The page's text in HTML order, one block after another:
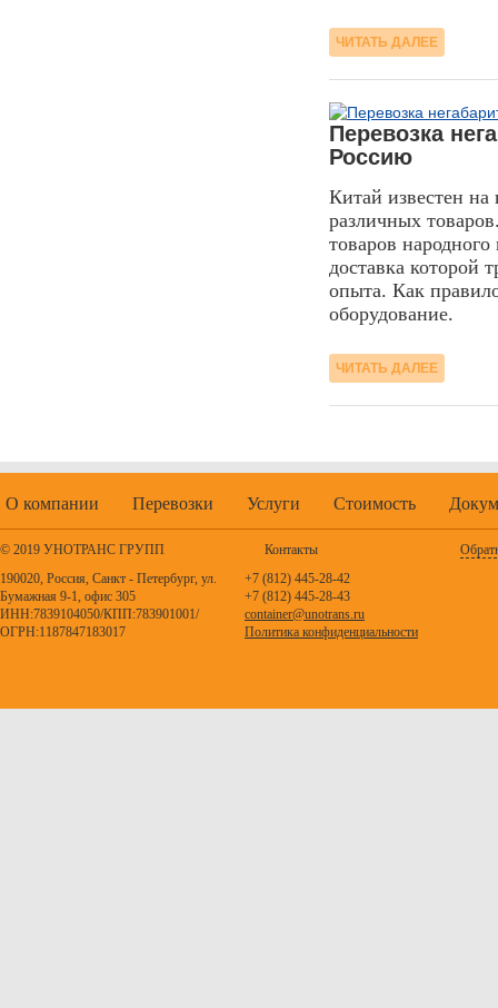
ЧИТАТЬ ДАЛЕЕ
Перевозка
Россию
Китай известен на
различных
товаров
доставка которой
опыта. Как
оборудование.
ЧИТАТЬ ДАЛЕЕ
О компании Перевозки Услуги Стоимость
© 2019 УНОТРАНС ГРУПП
190020, Россия, Санкт - Петербург, ул.
Бумажная 9-1, офис 305
ИНН:7839104050/КПП:783901001/
ОГРН:1187847183017
Контакты
+7 (812) 445-28-42
+7 (812) 445-28-43
container@unotrans.ru
Политика конфиденциальности